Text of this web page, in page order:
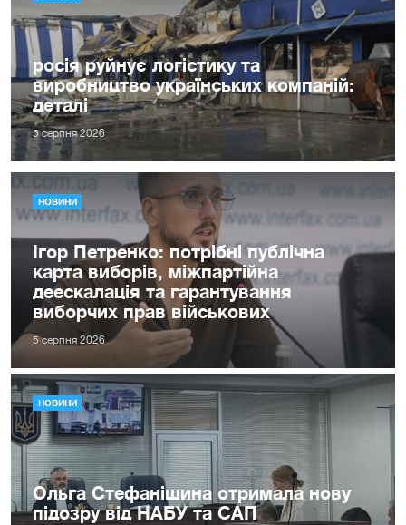
росія руйнує логістику та
виробництво українських компаній:
деталі
5 серпня 2026
НОВИНИ
Ігор Петренко: потрібні публічна
карта виборів, міжпартійна
деескалація та гарантування
виборчих прав військових
5 серпня 2026
НОВИНИ
Ольга Стефанішина отримала нову
підозру від НАБУ та САП